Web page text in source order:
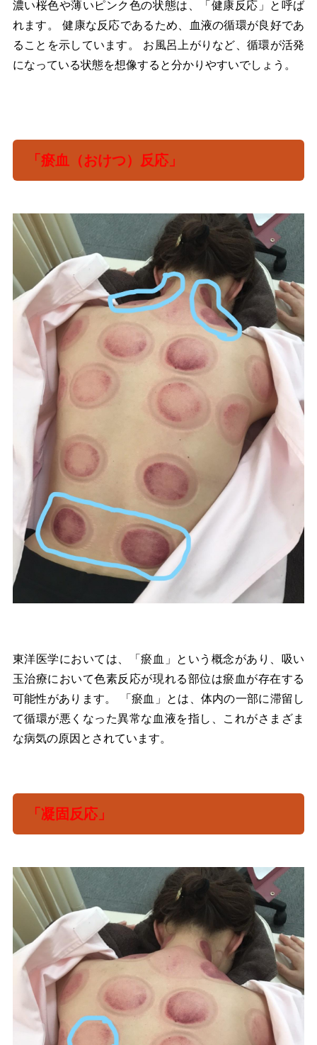
濃い桜色や薄いピンク色の状態は、「健康反応」と呼ば
れます。 健康な反応であるため、血液の循環が良好であ
ることを示しています。 お風呂上がりなど、循環が活発
になっている状態を想像すると分かりやすいでしょう。
「瘀血（おけつ）反応」
東洋医学においては、「瘀血」という概念があり、吸い
玉治療において色素反応が現れる部位は瘀血が存在する
可能性があります。 「瘀血」とは、体内の一部に滞留し
て循環が悪くなった異常な血液を指し、これがさまざま
な病気の原因とされています。
「凝固反応」